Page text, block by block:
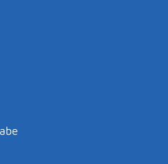
oder Servicedienstleister
registrieren
Haus- und
und Heimerzieher,
mit ausländischer
zur Führung der